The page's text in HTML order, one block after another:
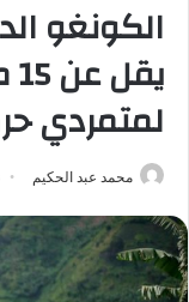
الكونغو
لمتمردي حركة
محمد عبد الحكيم